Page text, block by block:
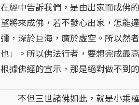
在經中告訴我們，是由出家而成佛
望將來成佛，若不發心出家，怎能
彌，深於巨海，廣於虛空。所以然
也」。所以佛法行者，要想完成最
根據佛經的宣示，那是絕對做不到
不但三世諸佛如此，就是小乘羅